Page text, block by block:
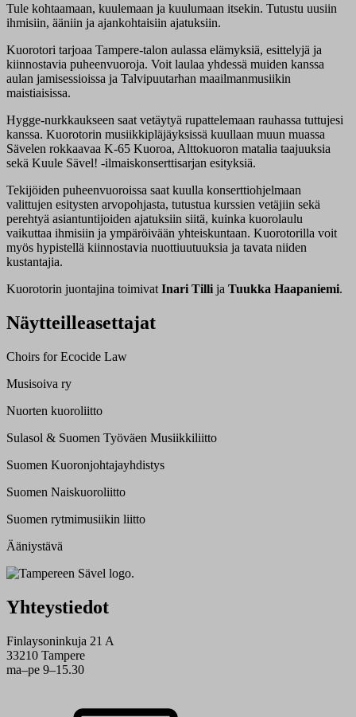
Tule kohtaamaan, kuulemaan ja kuulumaan itsekin. Tutustu uusiin
ihmisiin, ääniin ja ajankohtaisiin ajatuksiin.
Kuorotori tarjoaa Tampere-talon aulassa elämyksiä, esittelyjä ja
kiinnostavia puheenvuoroja. Voit laulaa yhdessä muiden kanssa
aulan jamisessioissa ja Talvipuutarhan maailmanmusiikin
maistiaisissa.
Hygge-nurkkaukseen saat vetäytyä rupattelemaan rauhassa tuttujesi
kanssa. Kuorotorin musiikkipläjäyksissä kuullaan muun muassa
Sävelen rokkaavaa K-65 Kuoroa, Alttokuoron matalia taajuuksia
sekä Kuule Sävel! -ilmaiskonserttisarjan esityksiä.
Tekijöiden puheenvuoroissa saat kuulla konserttiohjelmaan
valittujen esitysten arvopohjasta, tutustua kurssien vetäjiin sekä
perehtyä asiantuntijoiden ajatuksiin siitä, kuinka kuorolaulu
vaikuttaa ihmisiin ja ympäröivään yhteiskuntaan. Kuorotorilla voit
myös hypistellä kiinnostavia nuottiuutuuksia ja tavata niiden
kustantajia.
Kuorotorin juontajina toimivatInari Tilli ja Tuukka Haapaniemi.
Näytteilleasettajat
Choirs for Ecocide Law
Musisoiva ry
Nuorten kuoroliitto
Sulasol & Suomen Työväen Musiikkiliitto
Suomen Kuoronjohtajayhdistys
Suomen Naiskuoroliitto
Suomen rytmimusiikin liitto
Ääniystävä
Yhteystiedot
Finlaysoninkuja 21 A
33210 Tampere
ma–pe 9–15.30